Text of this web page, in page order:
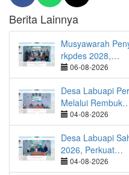
Berita Lainnya
Musyawarah
rkpdes 2028,…
06-08-2026
Desa Labuapi
Melalui
04-08-2026
Desa Labuapi
2026, Perkuat…
04-08-2026